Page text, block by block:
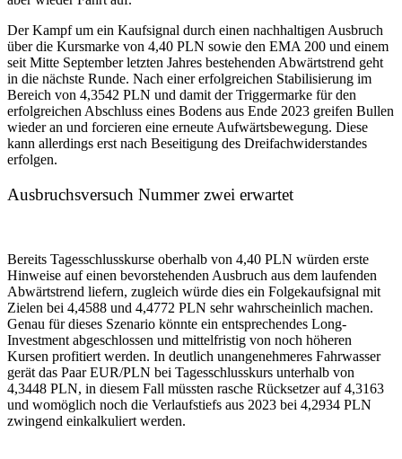
Der Kampf um ein Kaufsignal durch einen nachhaltigen Ausbruch
über die Kursmarke von 4,40 PLN sowie den EMA 200 und einem
seit Mitte September letzten Jahres bestehenden Abwärtstrend geht
in die nächste Runde. Nach einer erfolgreichen Stabilisierung im
Bereich von 4,3542 PLN und damit der Triggermarke für den
erfolgreichen Abschluss eines Bodens aus Ende 2023 greifen Bullen
wieder an und forcieren eine erneute Aufwärtsbewegung. Diese
kann allerdings erst nach Beseitigung des Dreifachwiderstandes
erfolgen.
Ausbruchsversuch Nummer zwei erwartet
Bereits Tagesschlusskurse oberhalb von 4,40 PLN würden erste
Hinweise auf einen bevorstehenden Ausbruch aus dem laufenden
Abwärtstrend liefern, zugleich würde dies ein Folgekaufsignal mit
Zielen bei 4,4588 und 4,4772 PLN sehr wahrscheinlich machen.
Genau für dieses Szenario könnte ein entsprechendes Long-
Investment abgeschlossen und mittelfristig von noch höheren
Kursen profitiert werden. In deutlich unangenehmeres Fahrwasser
gerät das Paar EUR/PLN bei Tagesschlusskurs unterhalb von
4,3448 PLN, in diesem Fall müssten rasche Rücksetzer auf 4,3163
und womöglich noch die Verlaufstiefs aus 2023 bei 4,2934 PLN
zwingend einkalkuliert werden.